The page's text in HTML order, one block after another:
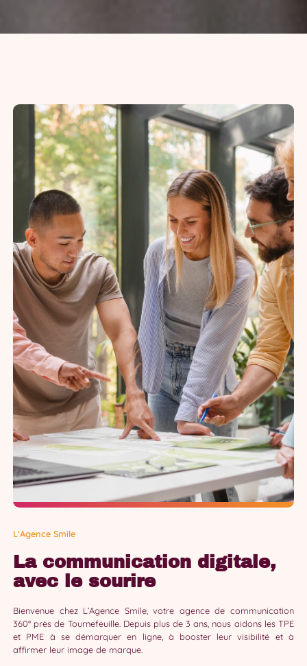
L'Agence Smile
La communication digitale,
avec le sourire
Bienvenue chez L’Agence Smile, votre agence de communication
360° près de Tournefeuille. Depuis plus de 3 ans, nous aidons les TPE
et PME à se démarquer en ligne, à booster leur visibilité et à
affirmer leur image de marque.